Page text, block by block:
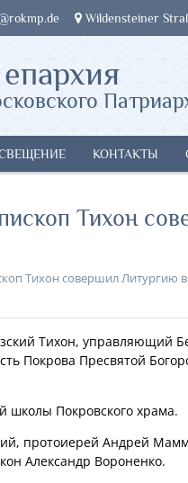
Wildensteiner
КОНТАКТЫ
Тихон
Тихон совершил Литургию
Тихон, управляющий
Покрова Пресвятой
школы Покровского храма.
протоиерей Андрей
Александр Вороненко.